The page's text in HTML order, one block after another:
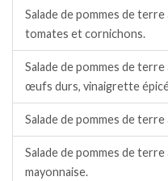
Salade de pommes de
tomates et cornichons.
Salade de pommes de
œufs durs, vinaigrette
Salade de pommes de
Salade de pommes de
mayonnaise.